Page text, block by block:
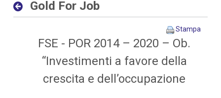
Gold For Job
Stampa
FSE - POR 2014 – 2020 – Ob.
“Investimenti a favore della
crescita e dell’occupazione